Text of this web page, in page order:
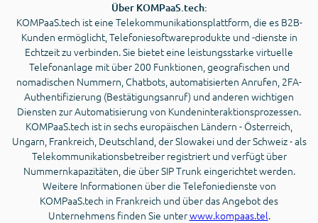
Über KOMPaaS.tech:
KOMPaaS.tech ist eine Telekommunikationsplattform, die es B2B-
Kunden ermöglicht, Telefoniesoftwareprodukte und -dienste in
Echtzeit zu verbinden. Sie bietet eine leistungsstarke virtuelle
Telefonanlage mit über 200 Funktionen, geografischen und
nomadischen Nummern, Chatbots, automatisierten Anrufen, 2FA-
Authentifizierung (Bestätigungsanruf) und anderen wichtigen
Diensten zur Automatisierung von Kundeninteraktionsprozessen.
KOMPaaS.tech ist in sechs europäischen Ländern - Österreich,
Ungarn, Frankreich, Deutschland, der Slowakei und der Schweiz - als
Telekommunikationsbetreiber registriert und verfügt über
Nummernkapazitäten, die über SIP Trunk eingerichtet werden.
Weitere Informationen über die Telefoniedienste von
KOMPaaS.tech in Frankreich und über das Angebot des
Unternehmens finden Sie unterwww.kompaas.tel.